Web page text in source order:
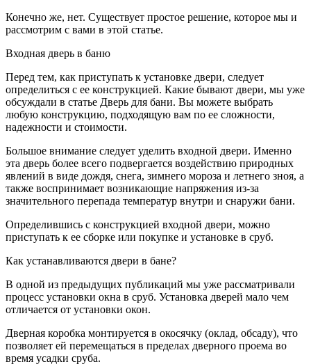
Конечно же, нет. Существует простое решение, которое мы и
рассмотрим с вами в этой статье.
Входная дверь в баню
Перед тем, как приступать к установке двери, следует
определиться с ее конструкцией. Какие бывают двери, мы уже
обсуждали в статье Дверь для бани. Вы можете выбрать
любую конструкцию, подходящую вам по ее сложности,
надежности и стоимости.
Большое внимание следует уделить входной двери. Именно
эта дверь более всего подвергается воздействию природных
явлений в виде дождя, снега, зимнего мороза и летнего зноя, а
также воспринимает возникающие напряжения из-за
значительного перепада температур внутри и снаружи бани.
Определившись с конструкцией входной двери, можно
приступать к ее сборке или покупке и установке в сруб.
Как устанавливаются двери в бане?
В одной из предыдущих публикаций мы уже рассматривали
процесс установки окна в сруб. Установка дверей мало чем
отличается от установки окон.
Дверная коробка монтируется в окосячку (оклад, обсаду), что
позволяет ей перемещаться в пределах дверного проема во
время усадки сруба.